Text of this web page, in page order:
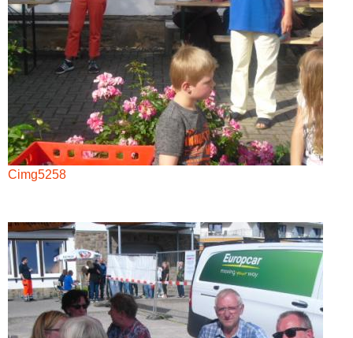
Cimg5258